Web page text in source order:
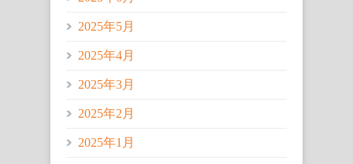
2025年5月
2025年4月
2025年3月
2025年2月
2025年1月